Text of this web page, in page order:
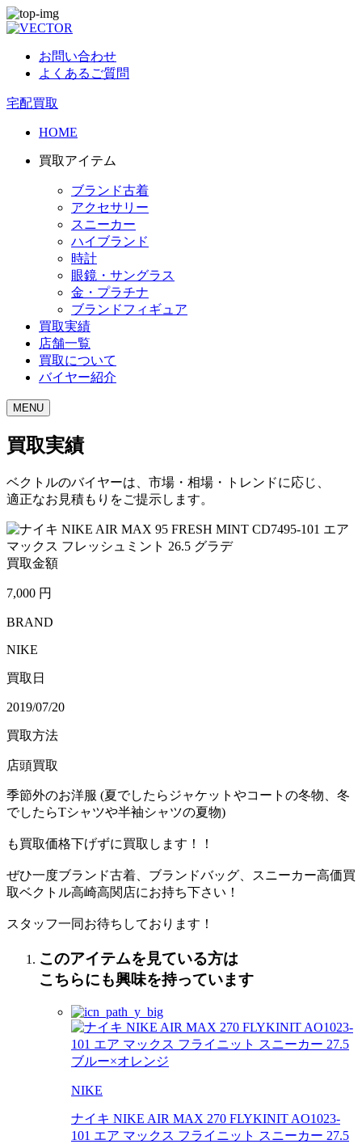
お問い合わせ
よくあるご質問
宅配買取
HOME
買取アイテム
ブランド古着
アクセサリー
スニーカー
ハイブランド
時計
眼鏡・サングラス
金・プラチナ
ブランドフィギュア
買取実績
店舗一覧
買取について
バイヤー紹介
MENU
買取実績
ベクトルのバイヤーは、市場・相場・トレンドに応じ、
適正なお見積もりをご提示します。
買取金額
7,000 円
BRAND
NIKE
買取日
2019/07/20
買取方法
店頭買取
季節外のお洋服 (夏でしたらジャケットやコートの冬物、冬
でしたらTシャツや半袖シャツの夏物)
も買取価格下げずに買取します！！
ぜひ一度ブランド古着、ブランドバッグ、スニーカー高価買
取ベクトル高崎高関店にお持ち下さい！
スタッフ一同お待ちしております！
このアイテムを見ている方は
こちらにも興味を持っています
NIKE
ナイキ NIKE AIR MAX 270 FLYKINIT AO1023-
101 エア マックス フライニット スニーカー 27.5